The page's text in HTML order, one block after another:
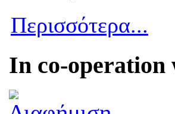
Περισσότερα...
In co-operation